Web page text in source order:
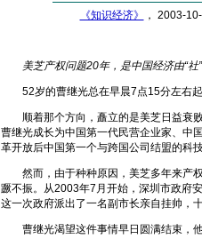
《知识经济》 ， 2003-
美芝产权问题20年，是中国经济由“
52岁的曹继光总在早晨7点15分左右起
顺着那个方向，矗立的是美芝日益衰败
曹继光成长为中国第一代民营企业家、中
革开放后中国第一个与跨国公司结盟的科技
然而，由于种种原因，美芝多年来产权
蹶不振。从2003年7月开始，深圳市政府
这一次政府派出了一名副市长亲自挂帅，十
曹继光渴望这件事情早日圆满结束，他